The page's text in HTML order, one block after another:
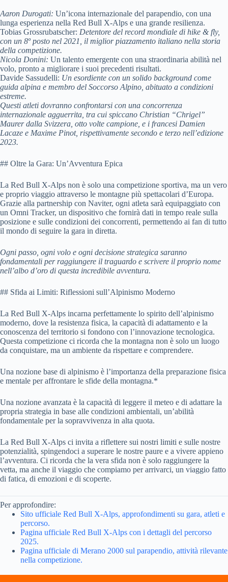
Aaron Durogati: Un’icona internazionale del parapendio, con una
lunga esperienza nella Red Bull X-Alps e una grande resilienza.
Tobias Grossrubatscher: Detentore del record mondiale di hike & fly,
con un 8º posto nel 2021, il miglior piazzamento italiano nella storia
della competizione.
Nicola Donini: Un talento emergente con una straordinaria abilità nel
volo, pronto a migliorare i suoi precedenti risultati.
Davide Sassudelli: Un esordiente con un solido background come
guida alpina e membro del Soccorso Alpino, abituato a condizioni
estreme.
Questi atleti dovranno confrontarsi con una concorrenza
internazionale agguerrita, tra cui spiccano Christian “Chrigel”
Maurer dalla Svizzera, otto volte campione, e i francesi Damien
Lacaze e Maxime Pinot, rispettivamente secondo e terzo nell’edizione
2023.
## Oltre la Gara: Un’Avventura Epica
La Red Bull X-Alps non è solo una competizione sportiva, ma un vero
e proprio viaggio attraverso le montagne più spettacolari d’Europa.
Grazie alla partnership con Naviter, ogni atleta sarà equipaggiato con
un Omni Tracker, un dispositivo che fornirà dati in tempo reale sulla
posizione e sulle condizioni dei concorrenti, permettendo ai fan di tutto
il mondo di seguire la gara in diretta.
Ogni passo, ogni volo e ogni decisione strategica saranno
fondamentali per raggiungere il traguardo e scrivere il proprio nome
nell’albo d’oro di questa incredibile avventura.
## Sfida ai Limiti: Riflessioni sull’Alpinismo Moderno
La Red Bull X-Alps incarna perfettamente lo spirito dell’alpinismo
moderno, dove la resistenza fisica, la capacità di adattamento e la
conoscenza del territorio si fondono con l’innovazione tecnologica.
Questa competizione ci ricorda che la montagna non è solo un luogo
da conquistare, ma un ambiente da rispettare e comprendere.
Una nozione base di alpinismo è l’importanza della preparazione fisica
e mentale per affrontare le sfide della montagna.*
Una nozione avanzata è la capacità di leggere il meteo e di adattare la
propria strategia in base alle condizioni ambientali, un’abilità
fondamentale per la sopravvivenza in alta quota.
La Red Bull X-Alps ci invita a riflettere sui nostri limiti e sulle nostre
potenzialità, spingendoci a superare le nostre paure e a vivere appieno
l’avventura. Ci ricorda che la vera sfida non è solo raggiungere la
vetta, ma anche il viaggio che compiamo per arrivarci, un viaggio fatto
di fatica, di emozioni e di scoperte.
Per approfondire:
Sito ufficiale Red Bull X-Alps, approfondimenti su gara, atleti e
percorso.
Pagina ufficiale Red Bull X-Alps con i dettagli del percorso
2025.
Pagina ufficiale di Merano 2000 sul parapendio, attività rilevante
nella competizione.